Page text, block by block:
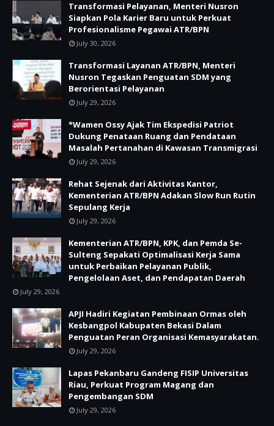
Transformasi Pelayanan, Menteri Nusron
Siapkan Pola Karier Baru untuk Perkuat
Profesionalisme Pegawai ATR/BPN
July 30, 2026
Transformasi Layanan ATR/BPN, Menteri
Nusron Tegaskan Penguatan SDM yang
Berorientasi Pelayanan
July 29, 2026
*Wamen Ossy Ajak Tim Ekspedisi Patriot
Dukung Penataan Ruang dan Pendataan
Masalah Pertanahan di Kawasan Transmigrasi
July 29, 2026
Rehat Sejenak dari Aktivitas Kantor,
Kementerian ATR/BPN Adakan Slow Run Rutin
Sepulang Kerja
July 29, 2026
Kementerian ATR/BPN, KPK, dan Pemda Se-
Sulteng Sepakati Optimalisasi Kerja Sama
untuk Perbaikan Pelayanan Publik,
Pengelolaan Aset, dan Pendapatan Daerah
July 29, 2026
APJI Hadiri Kegiatan Pembinaan Ormas oleh
Kesbangpol Kabupaten Bekasi Dalam
Penguatan Peran Organisasi Kemasyarakatan.
July 29, 2026
Lapas Pekanbaru Gandeng FISIP Universitas
Riau, Perkuat Program Magang dan
Pengembangan SDM
July 29, 2026